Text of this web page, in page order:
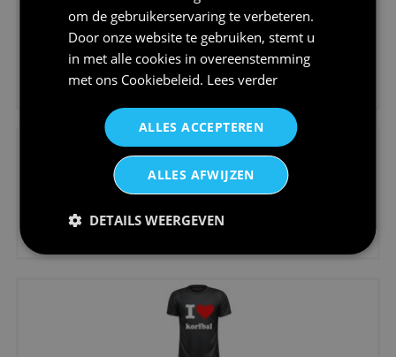
€24,95
€24,95
om de gebruikerservaring te verbeteren.
Door onze website te gebruiken, stemt u
in met alle cookies in overeenstemming
met ons Cookiebeleid. Lees verder
ALLES ACCEPTEREN
ALLES AFWIJZEN
DETAILS WEERGEVEN